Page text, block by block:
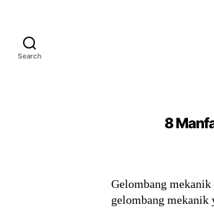
Search
8
Gelombang
gelombang mekanik